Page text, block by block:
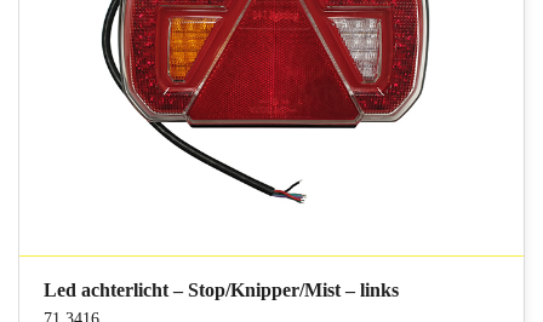
Led achterlicht – Stop/Knipper/Mist – links